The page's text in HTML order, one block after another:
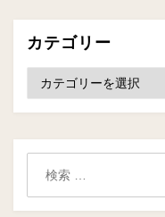
カテゴリー
ゴ
ー